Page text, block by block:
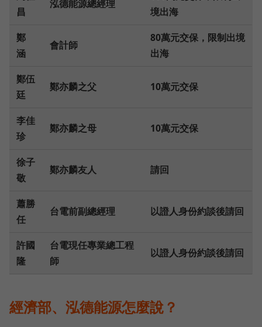
昌
泓德能源總經理
境出海
鄭
涵
會計師
80萬元交保，限制出境
出海
鄭伍
廷
鄭亦麟之父 10萬元交保
李佳
珍
鄭亦麟之母 10萬元交保
徐子
敬
鄭亦麟友人 請回
蕭勝
任
台電前副總經理 以證人身份約談後請回
許國
隆
台電現任專業總工程
師
以證人身份約談後請回
經濟部、泓德能源怎麼說？